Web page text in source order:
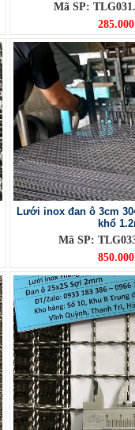
Mã SP:
Lưới inox đan ô 3cm
khổ
Mã SP: